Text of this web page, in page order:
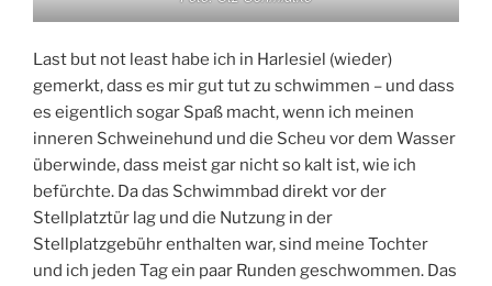
Last but not least habe ich in Harlesiel (wieder)
gemerkt, dass es mir gut tut zu schwimmen – und dass
es eigentlich sogar Spaß macht, wenn ich meinen
inneren Schweinehund und die Scheu vor dem Wasser
überwinde, dass meist gar nicht so kalt ist, wie ich
befürchte. Da das Schwimmbad direkt vor der
Stellplatztür lag und die Nutzung in der
Stellplatzgebühr enthalten war, sind meine Tochter
und ich jeden Tag ein paar Runden geschwommen. Das